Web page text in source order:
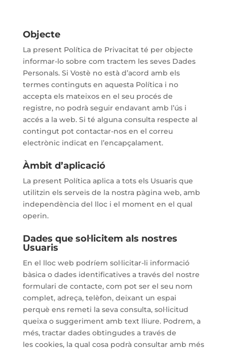
Objecte
La present Política de Privacitat té per objecte
informar-lo sobre com tractem les seves Dades
Personals. Si Vostè no està d’acord amb els
termes continguts en aquesta Política i no
accepta els mateixos en el seu procés de
registre, no podrà seguir endavant amb l’ús i
accés a la web. Si té alguna consulta respecte al
contingut pot contactar-nos en el correu
electrònic indicat en l’encapçalament.
Àmbit d’aplicació
La present Política aplica a tots els Usuaris que
utilitzin els serveis de la nostra pàgina web, amb
independència del lloc i el moment en el qual
operin.
Dades que sol·licitem als nostres
Usuaris
En el lloc web podríem sol·licitar-li informació
bàsica o dades identificatives a través del nostre
formulari de contacte, com pot ser el seu nom
complet, adreça, telèfon, deixant un espai
perquè ens remeti la seva consulta, sol·licitud
queixa o suggeriment amb text lliure. Podrem, a
més, tractar dades obtingudes a través de
les cookies, la qual cosa podrà consultar amb més